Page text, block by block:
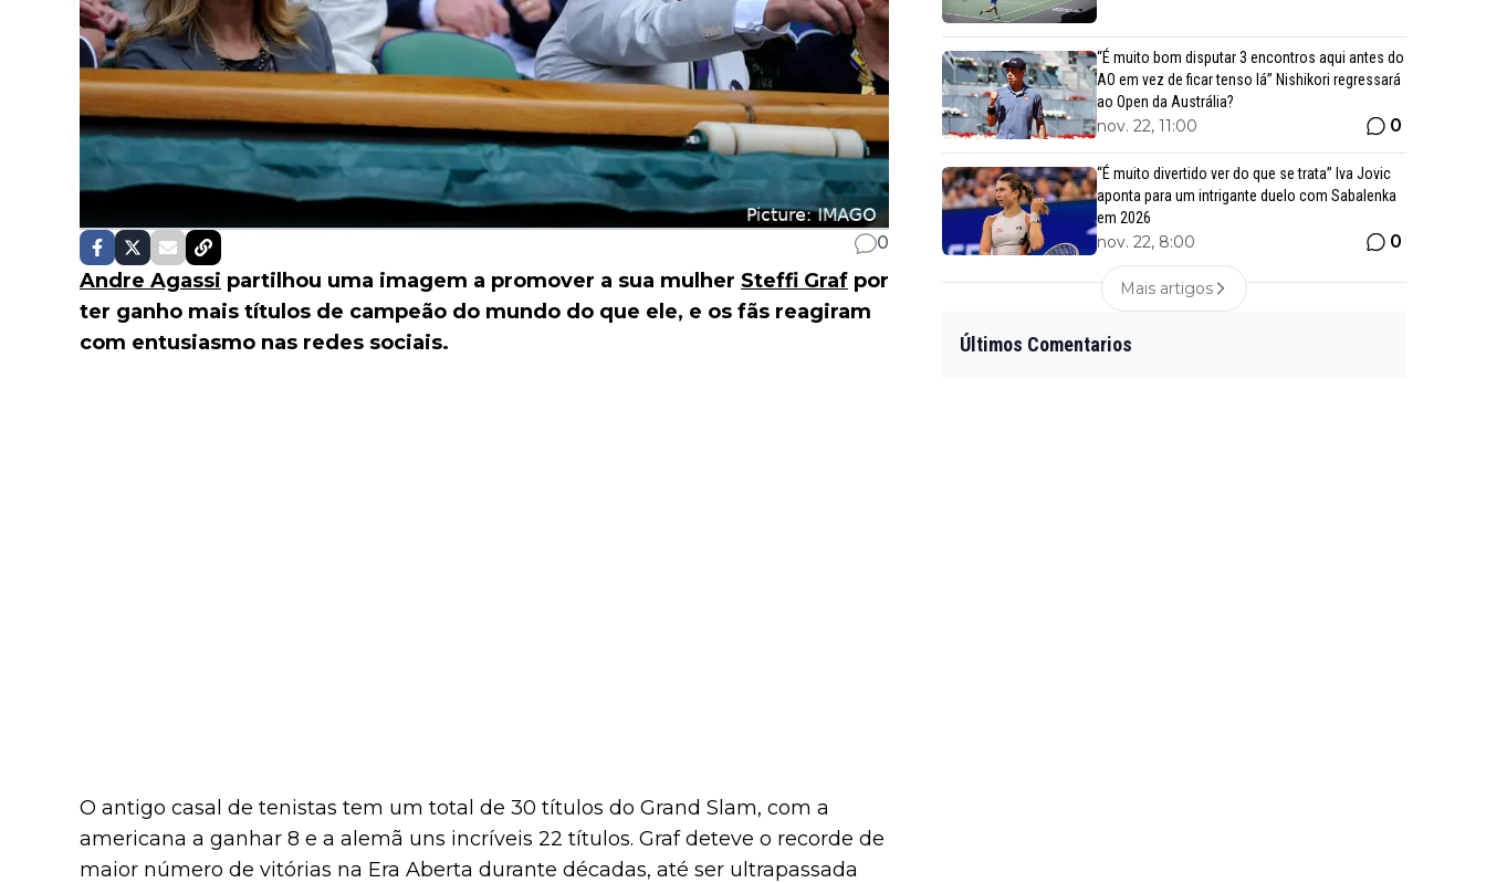
0
Andre Agassi partilhou uma imagem a promover a sua mulher Steffi Graf por
ter ganho mais títulos de campeão do mundo do que ele, e os fãs reagiram
com entusiasmo nas redes sociais.
O antigo casal de tenistas tem um total de 30 títulos do Grand Slam, com a
americana a ganhar 8 e a alemã uns incríveis 22 títulos. Graf deteve o recorde de
maior número de vitórias na Era Aberta durante décadas, até ser ultrapassada
“É muito bom disputar 3 encontros aqui antes do
AO em vez de ficar tenso lá” Nishikori regressará
ao Open da Austrália?
nov. 22, 11:00 0
“É muito divertido ver do que se trata” Iva Jovic
aponta para um intrigante duelo com Sabalenka
em 2026
nov. 22, 8:00 0
Mais artigos
Últimos Comentarios